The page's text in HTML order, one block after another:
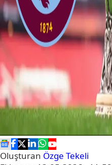
Oluşturan Özge Tekeli